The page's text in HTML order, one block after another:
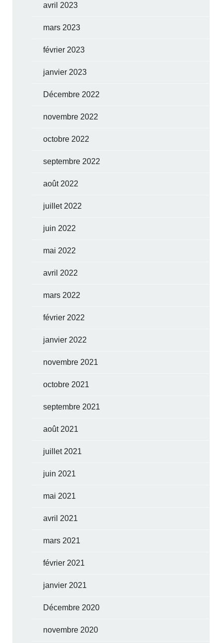
avril 2023
mars 2023
février 2023
janvier 2023
Décembre 2022
novembre 2022
octobre 2022
septembre 2022
août 2022
juillet 2022
juin 2022
mai 2022
avril 2022
mars 2022
février 2022
janvier 2022
novembre 2021
octobre 2021
septembre 2021
août 2021
juillet 2021
juin 2021
mai 2021
avril 2021
mars 2021
février 2021
janvier 2021
Décembre 2020
novembre 2020